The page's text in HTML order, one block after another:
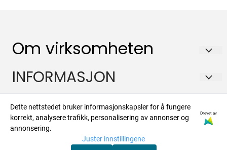
Om virksomheten
Hvitevareteknikk AS
1481 Hagan
Org. nr. 988573450
INFORMASJON
Salgsbetingelser
Forsendelse og retur
Kontakt
Om oss
Nyhetsbrev
Dette nettstedet bruker informasjonskapsler for å fungere
korrekt, analysere trafikk, personalisering av annonser og
annonsering.
Drevet av
Juster innstillingene